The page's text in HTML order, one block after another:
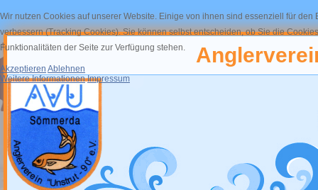
Wir nutzen Cookies auf unserer Website. Einige von ihnen sind essenziell für
verbessern (Tracking Cookies). Sie können selbst entscheiden, ob Sie die
Funktionalitäten der Seite zur Verfügung stehen.
Akzeptieren Ablehnen
Weitere Informationen Impressum